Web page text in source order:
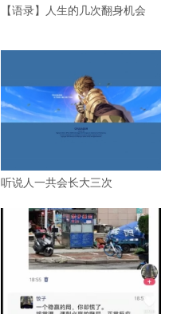
【语录】人生的几次翻身机会
听说人一共会长大三次